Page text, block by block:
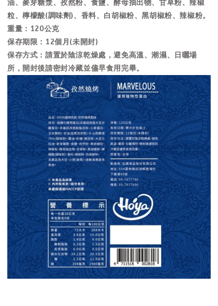
油、麥芽糖漿、孜然粉、食鹽、酵母抽出物、甘草粉、辣椒
粒、檸檬酸(調味劑)、香料、白胡椒粉、黑胡椒粉、辣椒粉。
重量：120公克
保存期限：12個月(未開封)
保存方式：請置於陰涼乾燥處，避免高溫、潮濕、日曬場
所，開封後請密封冷藏並儘早食用完畢。